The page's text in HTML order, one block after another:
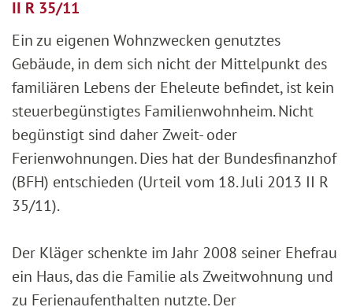
II R 35/11
Ein zu eigenen Wohnzwecken genutztes
Gebäude, in dem sich nicht der Mittelpunkt des
familiären Lebens der Eheleute befindet, ist kein
steuerbegünstigtes Familienwohnheim. Nicht
begünstigt sind daher Zweit- oder
Ferienwohnungen. Dies hat der Bundesfinanzhof
(BFH) entschieden (Urteil vom 18. Juli 2013 II R
35/11).
Der Kläger schenkte im Jahr 2008 seiner Ehefrau
ein Haus, das die Familie als Zweitwohnung und
zu Ferienaufenthalten nutzte. Der